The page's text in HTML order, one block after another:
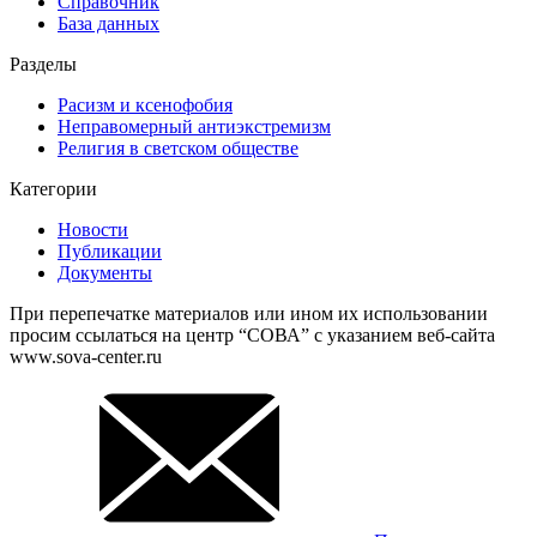
База данных
Разделы
Расизм и ксенофобия
Неправомерный антиэкстремизм
Религия в светском обществе
Категории
Новости
Публикации
Документы
При перепечатке материалов или ином их использовании
просим ссылаться на центр “СОВА” с указанием веб-сайта
www.sova-center.ru